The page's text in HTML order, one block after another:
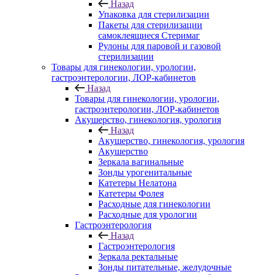
Назад
Упаковка для стерилизации
Пакеты для стерилизации
самоклеящиеся Стеримаг
Рулоны для паровой и газовой
стерилизации
Товары для гинекологии, урологии,
гастроэнтерологии, ЛОР-кабинетов
Назад
Товары для гинекологии, урологии,
гастроэнтерологии, ЛОР-кабинетов
Акушерство, гинекология, урология
Назад
Акушерство, гинекология, урология
Акушерство
Зеркала вагинальные
Зонды урогенитальные
Катетеры Нелатона
Катетеры Фолея
Расходные для гинекологии
Расходные для урологии
Гастроэнтерология
Назад
Гастроэнтерология
Зеркала ректальные
Зонды питательные, желудочные